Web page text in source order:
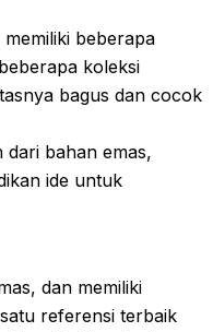
beberapa
koleksi
bagus dan cocok
bahan emas,
ide untuk
dan memiliki
referensi terbaik